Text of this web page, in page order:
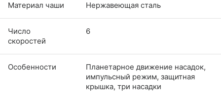
Материал чаши Нержавеющая сталь
Число
скоростей
6
Особенности
Планетарное движение насадок,
импульсный режим, защитная
крышка, три насадки